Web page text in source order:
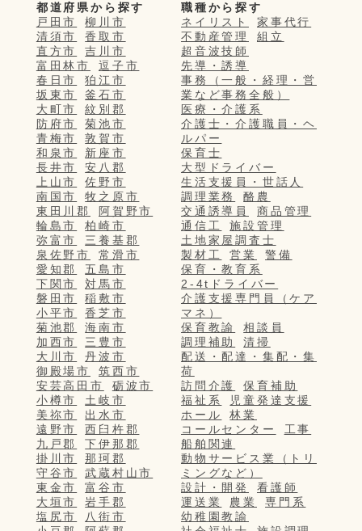
都道府県から探す
戸田市
柳川市
清須市
香取市
直方市
吉川市
富田林市
逗子市
春日市
狛江市
坂東市
釜石市
大町市
紋別郡
防府市
菊池市
青梅市
敦賀市
和泉市
新座市
長井市
安八郡
上山市
佐野市
南国市
牧之原市
東田川郡
阿賀野市
輪島市
柏崎市
弥富市
三養基郡
泉佐野市
常滑市
愛知郡
五島市
下関市
対馬市
磐田市
稲敷市
小平市
香芝市
菊池郡
海南市
加西市
三豊市
大川市
丹波市
御殿場市
筑西市
安芸高田市
砺波市
小樽市
土岐市
美祢市
出水市
遠野市
西臼杵郡
九戸郡
下伊那郡
掛川市
那珂郡
守谷市
武蔵村山市
東金市
富谷市
大垣市
岩手郡
塩尻市
八街市
職種から探す
ネイリスト
家事代行
不動産管理
組立
超音波技師
先導・誘導
事務（一般・経理・営
業など事務全般）
医療・介護系
介護士・介護職員・ヘ
ルパー
保育士
大型ドライバー
生活支援員・世話人
調理業務
酪農
交通誘導員
商品管理
通信工
施設管理
土地家屋調査士
製材工
営業
警備
保育・教育系
2-4tドライバー
介護支援専門員（ケア
マネ）
保育教諭
相談員
調理補助
清掃
配送・配達・集配・集
荷
訪問介護
保育補助
福祉系
児童発達支援
ホール
林業
コールセンター
工事
船舶関連
動物サービス業（トリ
ミングなど）
設計・開発
看護師
運送業
農業
専門系
幼稚園教諭